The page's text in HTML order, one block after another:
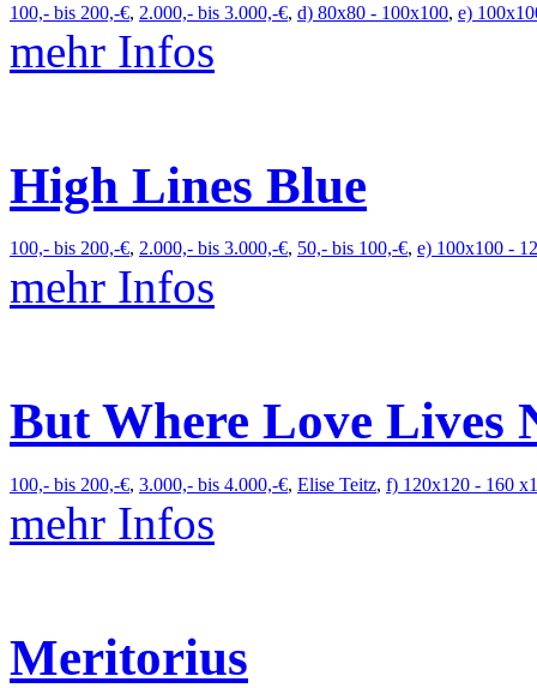
100,- bis 200,-€, 2.000,- bis 3.000,-€, d) 80x80 - 100x100, e)
mehr Infos
High Lines Blue
100,- bis 200,-€, 2.000,- bis 3.000,-€, 50,- bis 100,-€, e) 100x100 -
mehr Infos
But Where Love Lives
100,- bis 200,-€, 3.000,- bis 4.000,-€, Elise Teitz, f) 120x120 - 160
mehr Infos
Meritorius